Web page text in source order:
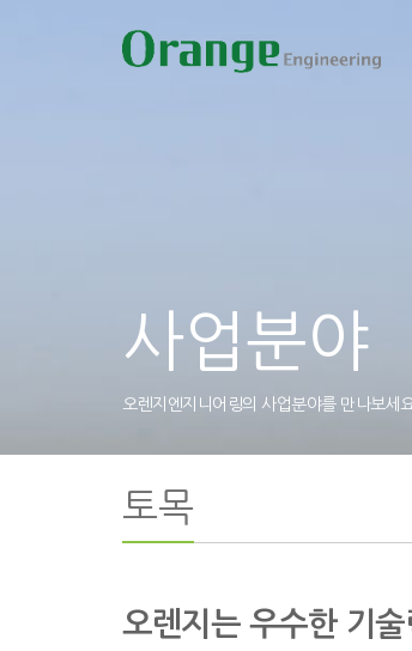
사업분야
오렌지엔지니어링의 사업분야를 만나보세
토목
오렌지는 우수한 기